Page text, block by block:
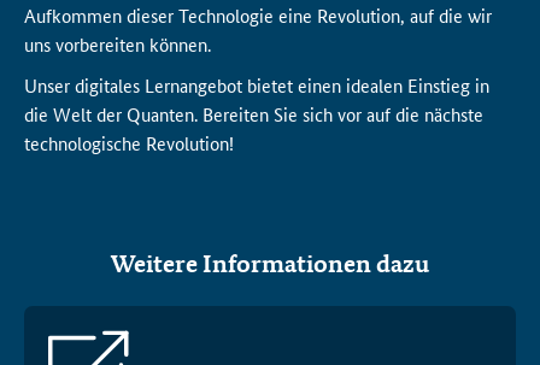
Aufkommen dieser Technologie eine Revolution, auf die wir
uns vorbereiten können.
Unser digitales Lernangebot bietet einen idealen Einstieg in
die Welt der Quanten. Bereiten Sie sich vor auf die nächste
technologische Revolution!
Weitere Informationen dazu